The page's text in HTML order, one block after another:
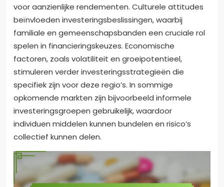
voor aanzienlijke rendementen. Culturele attitudes
beïnvloeden investeringsbeslissingen, waarbij
familiale en gemeenschapsbanden een cruciale rol
spelen in financieringskeuzes. Economische
factoren, zoals volatiliteit en groeipotentieel,
stimuleren verder investeringsstrategieën die
specifiek zijn voor deze regio’s. In sommige
opkomende markten zijn bijvoorbeeld informele
investeringsgroepen gebruikelijk, waardoor
individuen middelen kunnen bundelen en risico’s
collectief kunnen delen.